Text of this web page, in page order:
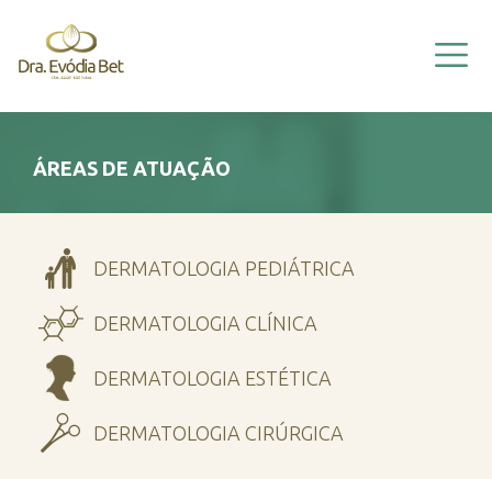
HOME
EVÓDIA BET
A CLÍNICA
CONTATO
ÁREAS DE ATUAÇÃO
DERMATOLOGIA PEDIÁTRICA
DERMATOLOGIA CLÍNICA
DERMATOLOGIA ESTÉTICA
DERMATOLOGIA CIRÚRGICA